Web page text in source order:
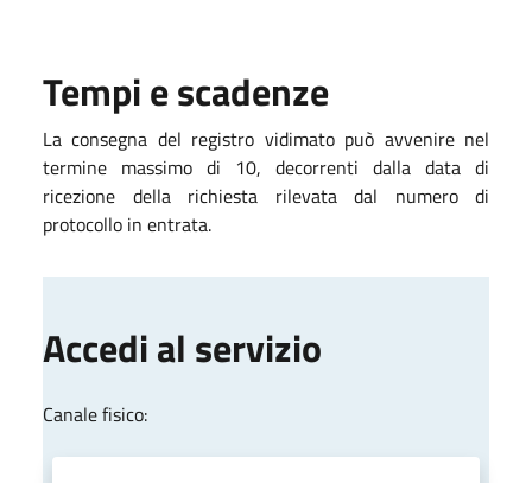
Tempi e scadenze
La consegna del registro vidimato può avvenire nel
termine massimo di 10, decorrenti dalla data di
ricezione della richiesta rilevata dal numero di
protocollo in entrata.
Accedi al servizio
Canale fisico: